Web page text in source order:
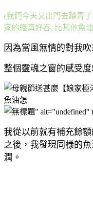
(我們今天又出門去踏青
家的還真好吞, 比其他魚
因為當風無情的對我吹
整個靈魂之窗的感受
" alt="undefined"
我從以前就有補充餘
之後，我發現同樣的
潤。